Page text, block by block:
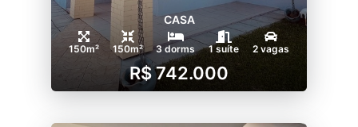
CASA
150m² 150m² 3 dorms 1 suíte 2 vagas
R$ 742.000